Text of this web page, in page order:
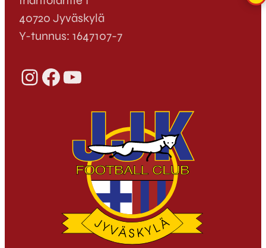
40720 Jyväskylä
Y-tunnus: 1647107-7
InstagramFacebook YouTube